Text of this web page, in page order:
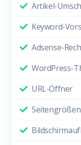
Artikel-
Keyword-
Adsense-
WordPress-
URL-Öffner